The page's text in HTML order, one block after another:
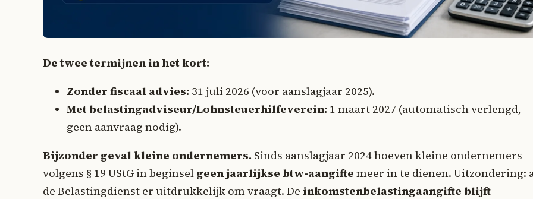
De twee termijnen in het kort:
Zonder fiscaal advies: 31 juli 2026 (voor aanslagjaar 2025).
Met belastingadviseur/Lohnsteuerhilfeverein: 1 maart 2027 (automatisch verlengd,
geen aanvraag nodig).
Bijzonder geval kleine ondernemers. Sinds aanslagjaar 2024 hoeven kleine ondernemers
volgens § 19 UStG in beginsel geen jaarlijkse btw-aangifte meer in te dienen. Uitzondering:
de Belastingdienst er uitdrukkelijk om vraagt. De inkomstenbelastingaangifte blijft